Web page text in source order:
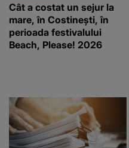
Cât a costat un sejur la
mare, în Costinești, în
perioada festivalului
Beach, Please! 2026